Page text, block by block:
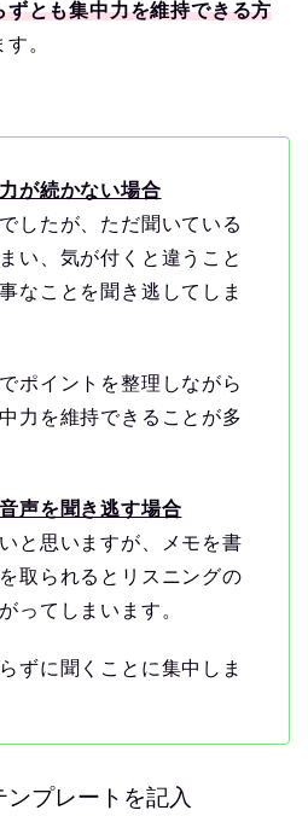
ずとも集中力を維持できる方
。
が続かない場合
したが、ただ聞いている
い、気が付くと違うこと
なことを聞き逃してしま
ポイントを整理しながら
力を維持できることが多
声を聞き逃す場合
と思いますが、メモを書
取られるとリスニングの
ってしまいます。
ずに聞くことに集中しま
プレートを記入